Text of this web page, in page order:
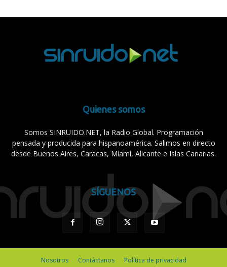
Quienes somos
Somos SINRUIDO.NET, la Radio Global. Programación
pensada y producida para hispanoamérica. Salimos en directo
desde Buenos Aires, Caracas, Miami, Alicante e Islas Canarias.
SÍGUENOS
Nosotros Contáctanos Política de privacidad